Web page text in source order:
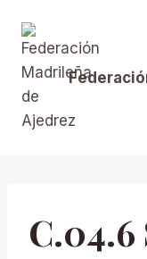
contenido
C.04.6